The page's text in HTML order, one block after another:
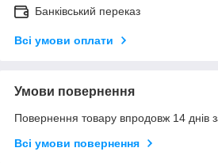
Банківський переказ
Всі умови оплати
Умови повернення
Повернення товару впродовж 14 днів
Всі умови повернення